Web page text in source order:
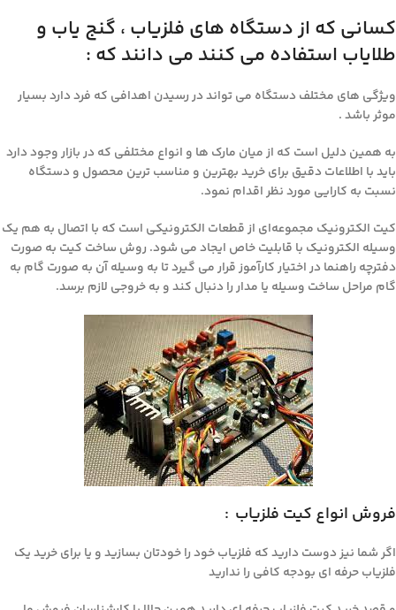
کسانی که از دستگاه های فلزیاب ، گنج یاب و
طلایاب استفاده می کنند می دانند که :
ویژگی های مختلف دستگاه می تواند در رسیدن اهدافی که فرد دارد بسیار
موثر باشد .
به همین دلیل است که از میان مارک ها و انواع مختلفی که در بازار وجود دارد
باید با اطلاعات دقیق برای خرید بهترین و مناسب ترین محصول و دستگاه
نسبت به کارایی مورد نظر اقدام نمود.
کیت الکترونیک مجموعه‌ای از قطعات الکترونیکی است که با اتصال به هم یک
وسیله الکترونیک با قابلیت خاص ایجاد می شود. روش ساخت کیت به صورت
دفترچه راهنما در اختیار کارآموز قرار می گیرد تا به وسیله آن به صورت گام به
گام مراحل ساخت وسیله یا مدار را دنبال کند و به خروجی لازم برسد.
فروش انواع کیت فلزیاب :
اگر شما نیز دوست دارید که فلزیاب خود را خودتان بسازید و یا برای خرید یک
فلزیاب حرفه ای بودجه کافی را ندارید